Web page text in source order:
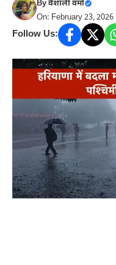
Byवैशाली वर्मा
On: February 23, 2026
Follow Us: